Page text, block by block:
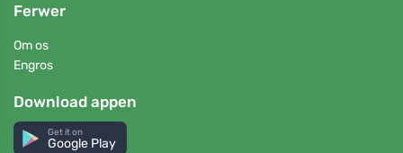
Ferwer
Om os
Engros
Download appen
Get it on
Google Play